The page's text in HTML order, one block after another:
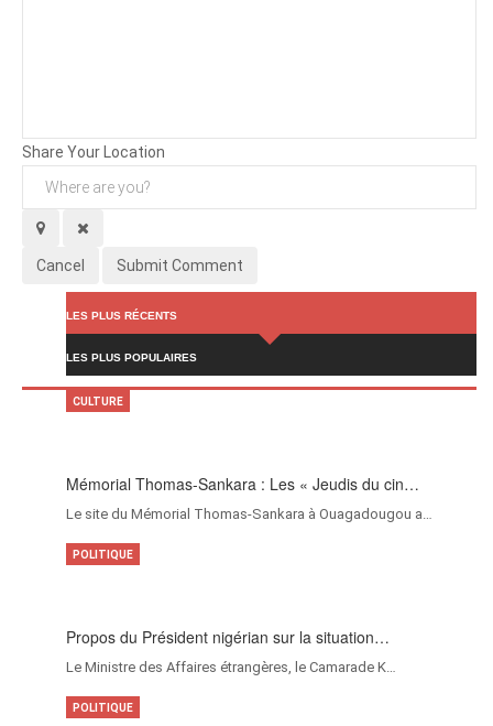
Share Your Location
Cancel Submit Comment
LES PLUS RÉCENTS
LES PLUS POPULAIRES
Mémorial Thomas-Sankara : Les « Jeudis du cin…
Le site du Mémorial Thomas-Sankara à Ouagadougou a…
CULTURE
Propos du Président nigérian sur la situation…
Le Ministre des Affaires étrangères, le Camarade K…
POLITIQUE
POLITIQUE